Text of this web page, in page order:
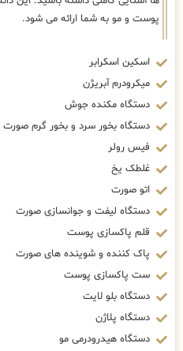
پوست و مو به شما ارائه می شود.
اسکین اسکرابر
میکرودرم آبریژن
دستگاه مکنده جوش
دستگاه بخور سرد و بخور گرم صورت
فیس رولر
غلطک یخ
اتو صورت
دستگاه لیفت و جوانسازی صورت
قلم پاکسازی پوست
پاک کننده و شوینده های صورت
ست پاکسازی پوست
دستگاه بلو لایت
دستگاه پلاژن
دستگاه هیدرودرمی مو